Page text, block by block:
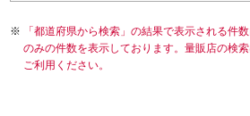
「都道府県から検索」の結果で表示される件
のみの件数を表示しております。量販店の検
ご利用ください。